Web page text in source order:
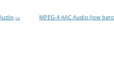
0 B MPEG-4 AAC Audio (low